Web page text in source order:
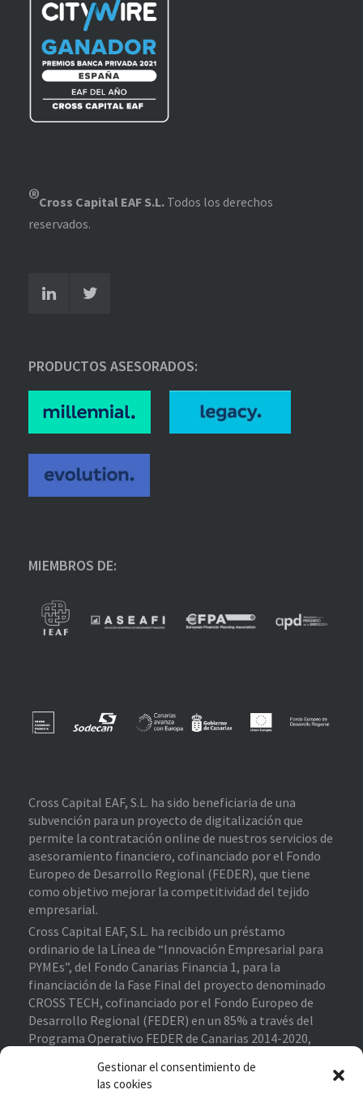
Gestionar el consentimiento de
las cookies
®Cross Capital EAF S.L. Todos los derechos
reservados.
PRODUCTOS ASESORADOS:
MIEMBROS DE:
Cross Capital EAF, S.L. ha sido beneficiaria de una
subvención para un proyecto de digitalización que
permite la contratación online de nuestros servicios de
asesoramiento financiero, cofinanciado por el Fondo
Europeo de Desarrollo Regional (FEDER), que tiene
como objetivo mejorar la competitividad del tejido
empresarial.
Cross Capital EAF, S.L. ha recibido un préstamo
ordinario de la Línea de “Innovación Empresarial para
PYMEs”, del Fondo Canarias Financia 1, para la
financiación de la Fase Final del proyecto denominado
CROSS TECH, cofinanciado por el Fondo Europeo de
Desarrollo Regional (FEDER) en un 85% a través del
Programa Operativo FEDER de Canarias 2014-2020,
prioritario 1 “Potenciar la investigación, el desarrollo
tecnológico y la innovación”.